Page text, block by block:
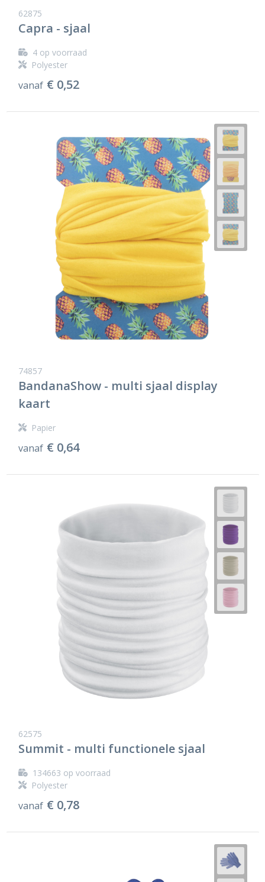
Regenkleding
Gereedschap
Gehoorbescherming
Ademhalingsbescherming
Regenkleding
Schoenen
62875
Capra - sjaal
4op voorraad
Polyester
vanaf € 0,52
74857
BandanaShow - multi sjaal display
kaart
Papier
vanaf € 0,64
62575
Summit - multi functionele sjaal
134663 op voorraad
Polyester
vanaf € 0,78